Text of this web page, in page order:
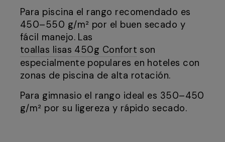
Para piscina el rango recomendado es
450–550 g/m² por el buen secado y
fácil manejo. Las
toallas lisas 450g Confort son
especialmente populares en hoteles con
zonas de piscina de alta rotación.
Para gimnasio el rango ideal es 350–450
g/m² por su ligereza y rápido secado.